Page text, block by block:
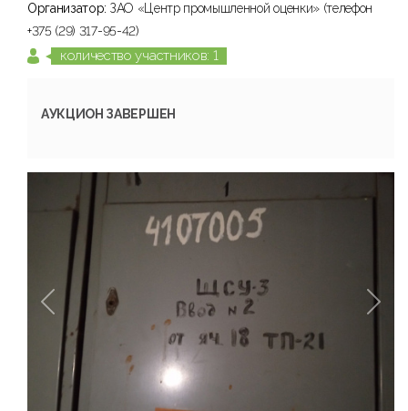
Организатор: ЗАО «Центр промышленной оценки» (телефон
+375 (29) 317-95-42)
количество участников: 1
АУКЦИОН ЗАВЕРШЕН